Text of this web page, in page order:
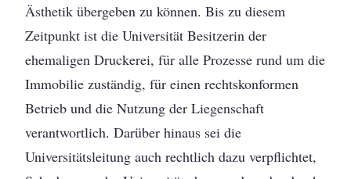
Ästhetik übergeben zu können. Bis zu diesem
Zeitpunkt ist die Universität Besitzerin der
ehemaligen Druckerei, für alle Prozesse rund um die
Immobilie zuständig, für einen rechtskonformen
Betrieb und die Nutzung der Liegenschaft
verantwortlich. Darüber hinaus sei die
Universitätsleitung auch rechtlich dazu verpflichtet,